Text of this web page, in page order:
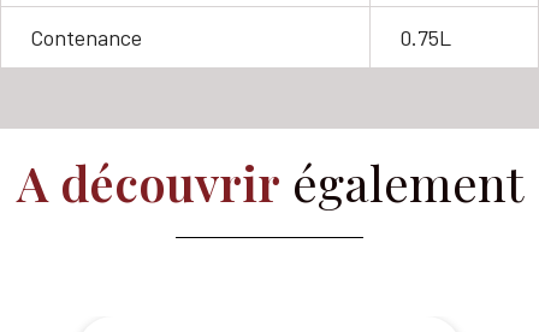
Contenance 0.75L
A découvrir également